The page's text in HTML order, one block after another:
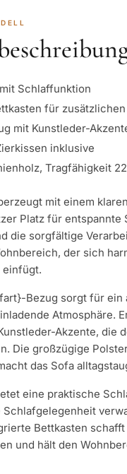
Schlaffunktion
für zusätzlichen
mit Kunstleder-
inklusive
Tragfähigkeit
mit einem
Platz für entspannte
die sorgfältige
der sich
einfügt.
Bezug sorgt für
Atmosphäre.
Akzente, die
Die großzügige
das Sofa
eine praktische
Bettkasten
und hält den